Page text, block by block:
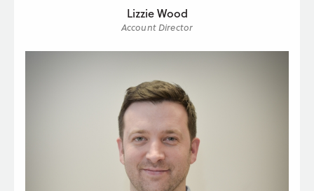
Lizzie Wood
Account Director